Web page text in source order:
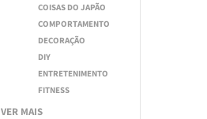
COISAS DO JAPÃO
COMPORTAMENTO
DECORAÇÃO
DIY
ENTRETENIMENTO
FITNESS
VER MAIS